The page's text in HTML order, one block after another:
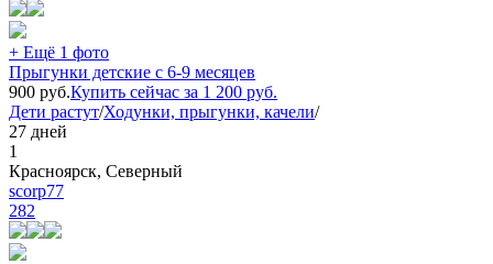
+ Ещё 1 фото
Прыгунки детские с 6-9 месяцев
900 руб.Купить сейчас за 1 200 руб.
Дети растут/Ходунки, прыгунки, качели/
27 дней
1
Красноярск, Северный
scorp77
282